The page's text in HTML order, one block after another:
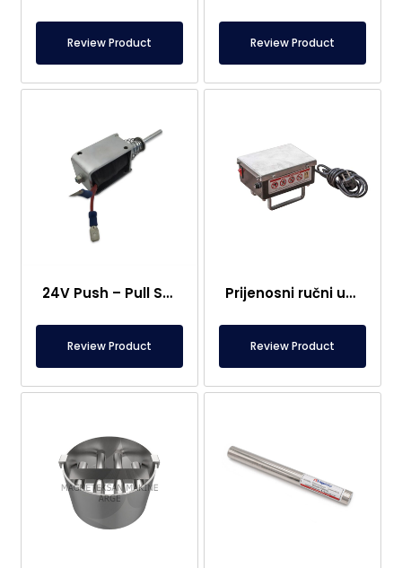
Review Product Review Product
24V Push – Pull Solenoid zavojnica
Review Product
Prijenosni ručni uređaj za razmagnetiziranje
Review Product